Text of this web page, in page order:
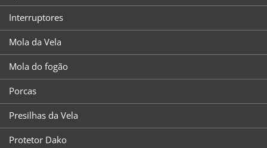
Interruptores
Mola da Vela
Mola do fogão
Porcas
Presilhas da Vela
Protetor Dako